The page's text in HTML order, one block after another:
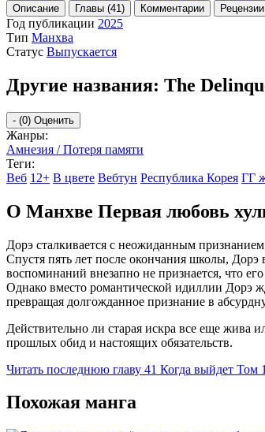
Описание Главы (41) Комментарии Рецензии
Год публикации 2025
Тип Манхва
Статус Выпускается
Другие названия: The
- (0) Оценить
Жанры:
Амнезия / Потеря памяти
Теги:
Веб 12+ В цвете Вебтун Республика Корея ГГ
О Манхве Первая любовь
Дорэ сталкивается с неожиданным
Спустя пять лет после окончания школы,
воспоминаний внезапно не признается, что
Однако вместо романтической идиллии Дорэ
превращая долгожданное признание в
Действительно ли старая искра все еще жива
прошлых обид и настоящих обязательств.
Читать последнюю главу 41 Когда выйдет Том
Похожая манга